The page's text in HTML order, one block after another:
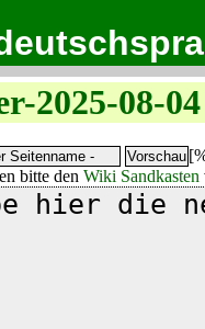
2025-08-04
bitte den Wiki Sandkasten